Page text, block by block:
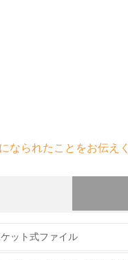
なられたことをお伝え
ット式ファイル